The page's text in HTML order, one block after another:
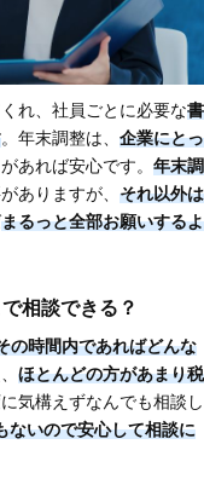
れ、社員ごとに必要な書
。年末調整は、 企業にとっ
あれば安心です。 年末調
ありますが、 それ以外は
まるっと全部お願いするよ
相談できる？
の時間内であればどんな
ほとんどの方があまり税
気構えずなんでも相談し
ないので安心して相談に